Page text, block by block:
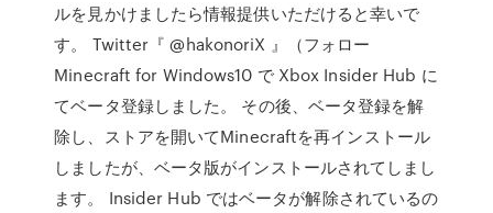
ルを見かけましたら情報提供いただけると幸いで
す。 Twitter『 @hakonoriX 』（フォロー
Minecraft for Windows10 で Xbox Insider Hub に
てベータ登録しました。 その後、ベータ登録を解
除し、ストアを開いてMinecraftを再インストール
しましたが、ベータ版がインストールされてしまし
ます。 Insider Hub ではベータが解除されているの